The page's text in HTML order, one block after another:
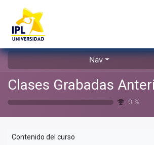
Nav
0 %
Contenido del curso